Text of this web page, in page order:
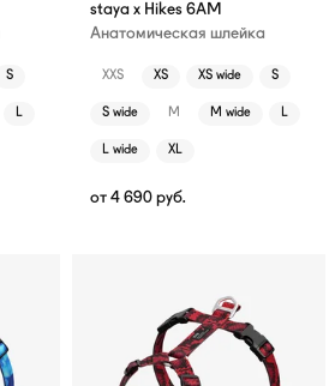
S
L
staya x Hikes 6AM
Анатомическая шлейка
XXS XS XS wide S
S wide M M wide L
L wide XL
от 4 690 руб.